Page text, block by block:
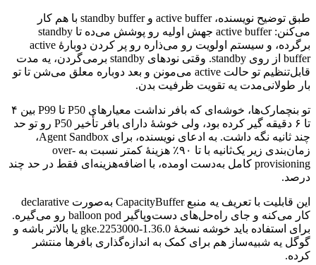
طبق توضیح نویسنده، active buffer و standby buffer با هم کار
می‌کنن: active buffer جهش اولیه رو پوشش می‌ده تا standby
برگرده، و سیستم اولویت رو می‌ذاره رو پر کردن دوبارهٔ active
buffer از روی standby
. وقتی نودهای standby برمی‌گردن، یه مدت
قابل‌تنظیم تو حالت active می‌مونن و بعد دوباره معلق می‌شن تا تو
بار طولانی‌مدت یه تقویت ظرفیت بدن.
تو بنچمارک‌ها، خوشه‌ای که بافر نداشت معیارهای P50 تا P99 بین ۴
تا ۶ دقیقه گیر کرده بود، ولی خوشهٔ دارای بافر تأخیر P50 رو تو حد
چند ثانیه نگه داشت. به ادعای نویسنده، برای Agent Sandbox،
زمان‌بندی زیر یک‌ثانیه با تا ۹۰٪ هزینهٔ کمتر نسبت به over-
provisioning کامل به‌دست اومده، با اضافه‌هزینه‌ای فقط در حد چند
درصد.
این قابلیت با تعریف یه منبع CapacityBuffer به‌صورت declarative
کار می‌کنه و جای راه‌حل‌های دست‌وپاگیر balloon pod رو می‌گیره.
برای استفاده باید خوشه نسخهٔ 1.36.0-
gke.2253000 یا بالاتر باشه و
گوگل یه شبیه‌ساز هم برای کمک به اندازه‌گذاری بافرها منتشر
کرده.